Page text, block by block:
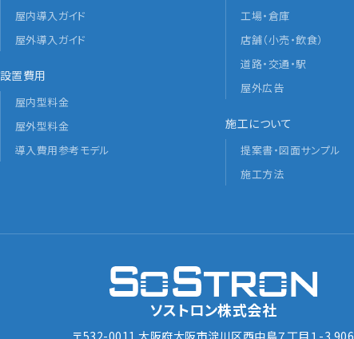
屋内導入ガイド
屋外導入ガイド
設置費用
屋内型料金
屋外型料金
導入費用参考モデル
工場・倉庫
店舗（小売・飲食）
道路・交通・駅
屋外広告
施工について
提案書・図面サンプル
施工方法
ソストロン株式会社
〒532-0011 大阪府大阪市淀川区西中島７丁目１-3 906